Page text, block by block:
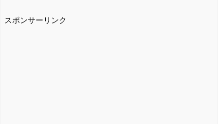
スポンサーリンク